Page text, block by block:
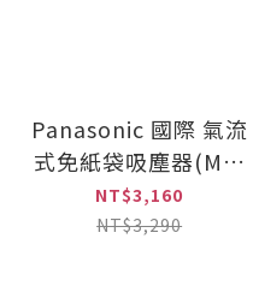
Panasonic 國際 氣流
式免紙袋吸塵器(MC-
CL630)
NT$3,160
NT$3,290